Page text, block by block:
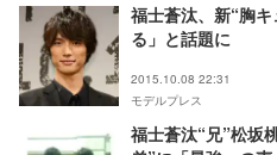
福士蒼汰、新“胸
る」と話題に
2015.10.08 22:31
モデルプレス
福士蒼汰“兄”松坂